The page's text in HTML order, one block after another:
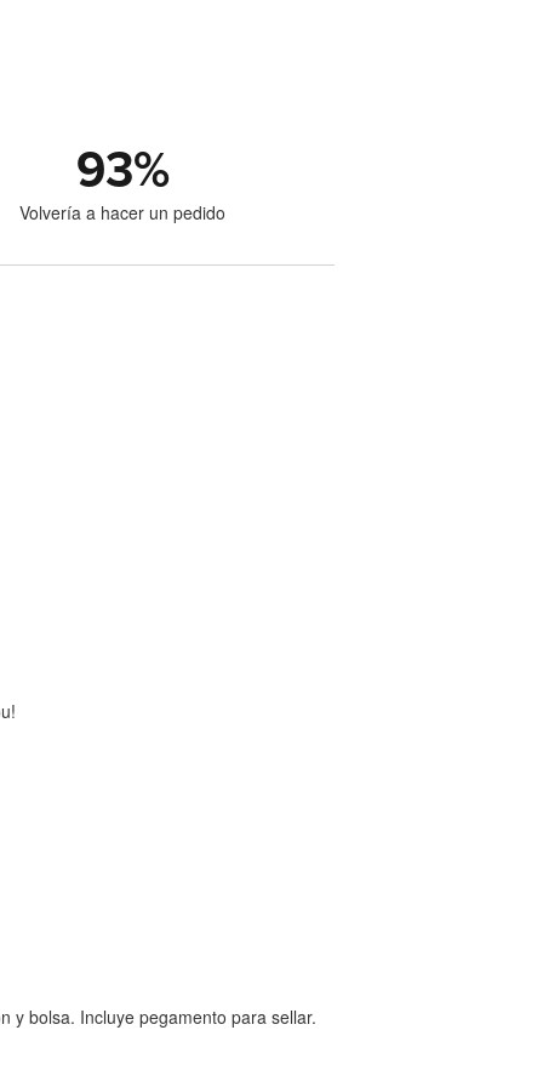
93%
Volvería a hacer un pedido
y bolsa. Incluye pegamento para sellar.